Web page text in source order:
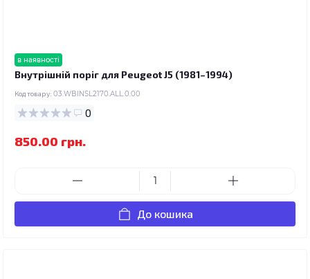
в наявності
Внутрішній поріг для Peugeot J5 (1981–1994)
Код товару: 03.WBINSL2170.ALL.0.00
0
850.00 грн.
До кошика